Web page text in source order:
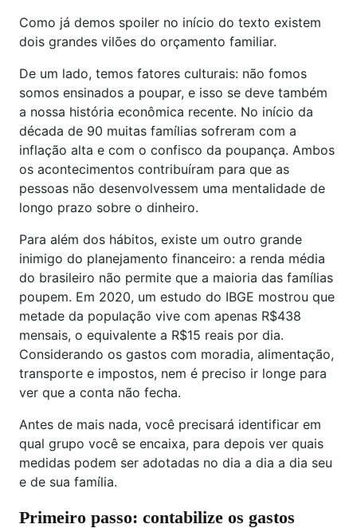
Como já demos spoiler no início do texto existem
dois grandes vilões do orçamento familiar.
De um lado, temos fatores culturais: não fomos
somos ensinados a poupar, e isso se deve também
a nossa história econômica recente. No início da
década de 90 muitas famílias sofreram com a
inflação alta e com o confisco da poupança. Ambos
os acontecimentos contribuíram para que as
pessoas não desenvolvessem uma mentalidade de
longo prazo sobre o dinheiro.
Para além dos hábitos, existe um outro grande
inimigo do planejamento financeiro: a renda média
do brasileiro não permite que a maioria das famílias
poupem. Em 2020, um estudo do IBGE mostrou que
metade da população vive com apenas R$438
mensais, o equivalente a R$15 reais por dia.
Considerando os gastos com moradia, alimentação,
transporte e impostos, nem é preciso ir longe para
ver que a conta não fecha.
Antes de mais nada, você precisará identificar em
qual grupo você se encaixa, para depois ver quais
medidas podem ser adotadas no dia a dia a dia seu
e de sua família.
Primeiro passo: contabilize os gastos